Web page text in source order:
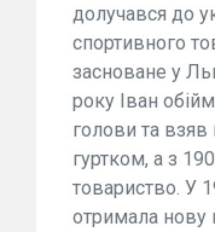
долучався до
спортивного
засноване у
року Іван
голови та
гуртком, а з
товариство. У
отримала нову